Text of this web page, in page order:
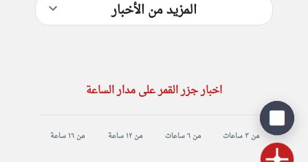
المزيد من الأخبار
اخبار جزر القمر على مدار الساعة
من ٣ ساعات من ٦ ساعات من ١٢ ساعة من ١٦ ساعة